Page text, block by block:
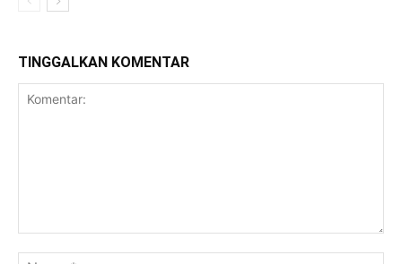
TINGGALKAN KOMENTAR